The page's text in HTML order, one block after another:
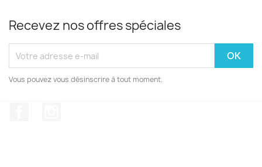
Recevez nos offres spéciales
Vous pouvez vous désinscrire à tout moment.